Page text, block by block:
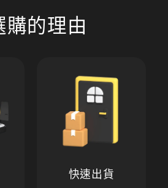
的理由
快速出貨